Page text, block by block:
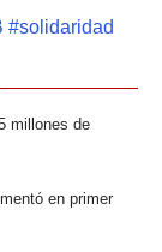
#solidaridad
millones de
en primer